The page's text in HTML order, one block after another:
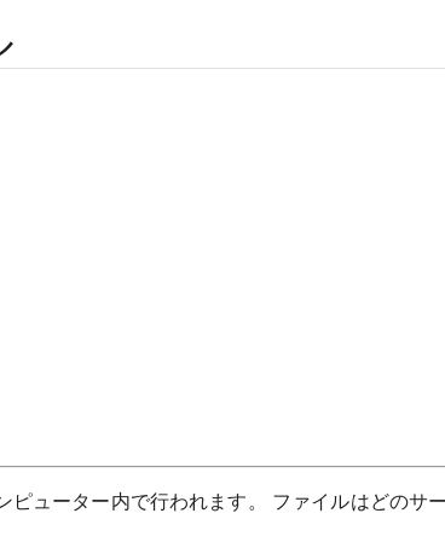
ピューター内で行われます。 ファイルはどのサ